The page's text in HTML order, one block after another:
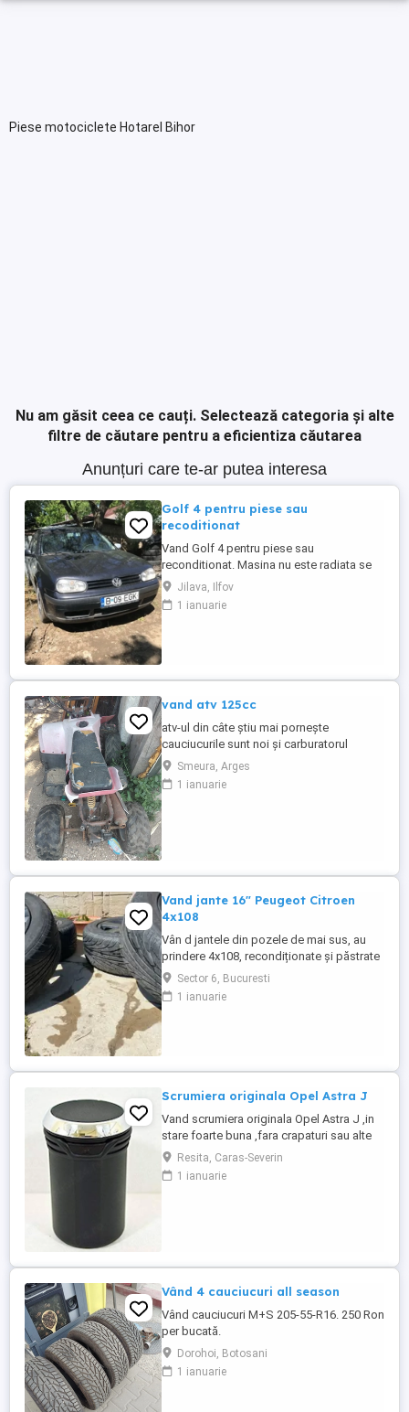
Piese motociclete Hotarel Bihor
Nu am găsit ceea ce cauți. Selectează categoria și alte
filtre de căutare pentru a eficientiza căutarea
Anunțuri care te-ar putea interesa
Golf 4 pentru piese sau
recoditionat
Vand Golf 4 pentru piese sau
reconditionat. Masina nu este radiata se
poate oferi si fiscal cod motor ALH
Jilava, Ilfov
1 ianuarie
vand atv 125cc
atv-ul din câte știu mai pornește
cauciucurile sunt noi și carburatorul
Smeura, Arges
1 ianuarie
Vand jante 16" Peugeot Citroen
4x108
Vân d jantele din pozele de mai sus, au
prindere 4x108, recondiționate și păstrate
in stare foarte buna.Anvelopele mai țin
probabil un sezon
Sector 6, Bucuresti
1 ianuarie
Scrumiera originala Opel Astra J
Vand scrumiera originala Opel Astra J ,in
stare foarte buna ,fara crapaturi sau alte
defecte .Piesa originala ,curata si complet
fuctionala ,ideal pentru inlocuirea celei
deteriorate sau lipsa - Originala Opel -
Resita, Caras-Severin
1 ianuarie
Vând 4 cauciucuri all season
Vând cauciucuri M+S 205-55-R16. 250 Ron
per bucată.
Dorohoi, Botosani
1 ianuarie